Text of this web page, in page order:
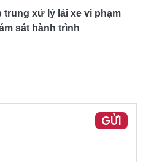
trung xử lý lái xe vi phạm
sát hành trình
GỬI